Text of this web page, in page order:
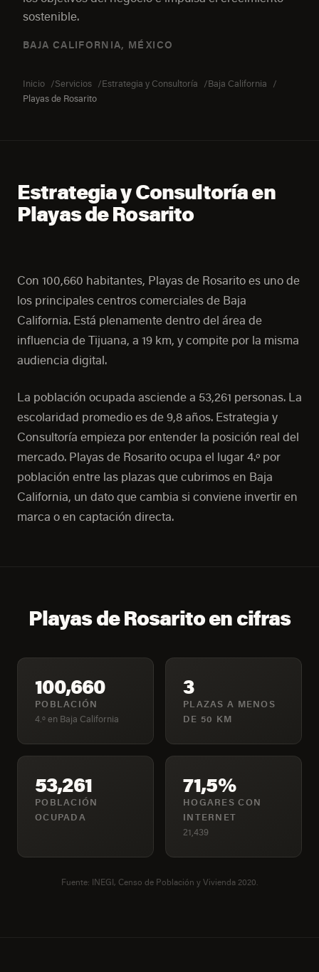
sostenible.
BAJA CALIFORNIA, MÉXICO
Inicio Servicios Estrategia y Consultoría
Baja California
Playas de Rosarito
Estrategia y Consultoría en
Playas de Rosarito
Con 100,660 habitantes, Playas de Rosarito es uno de
los principales centros comerciales de Baja
California. Está plenamente dentro del área de
influencia de Tijuana, a 19 km, y compite por la misma
audiencia digital.
La población ocupada asciende a 53,261 personas. La
escolaridad promedio es de 9,8 años. Estrategia y
Consultoría empieza por entender la posición real del
mercado. Playas de Rosarito ocupa el lugar 4.º por
población entre las plazas que cubrimos en Baja
California, un dato que cambia si conviene invertir en
marca o en captación directa.
Playas de Rosarito en cifras
100,660
POBLACIÓN
4.º en Baja California
3
PLAZAS A MENOS
DE 50 KM
53,261
POBLACIÓN
OCUPADA
71,5%
HOGARES CON
INTERNET
21,439
Fuente: INEGI, Censo de Población y Vivienda 2020.